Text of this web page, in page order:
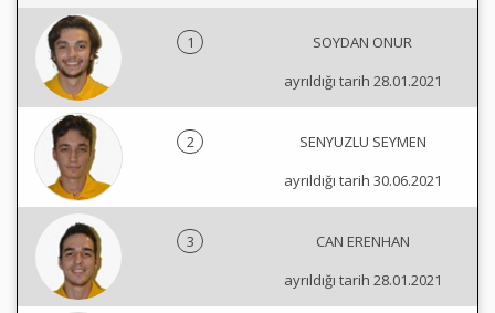
1
SOYDAN ONUR
ayrıldığı tarih 28.01.2021
2
SENYUZLU SEYMEN
ayrıldığı tarih 30.06.2021
3
CAN ERENHAN
ayrıldığı tarih 28.01.2021